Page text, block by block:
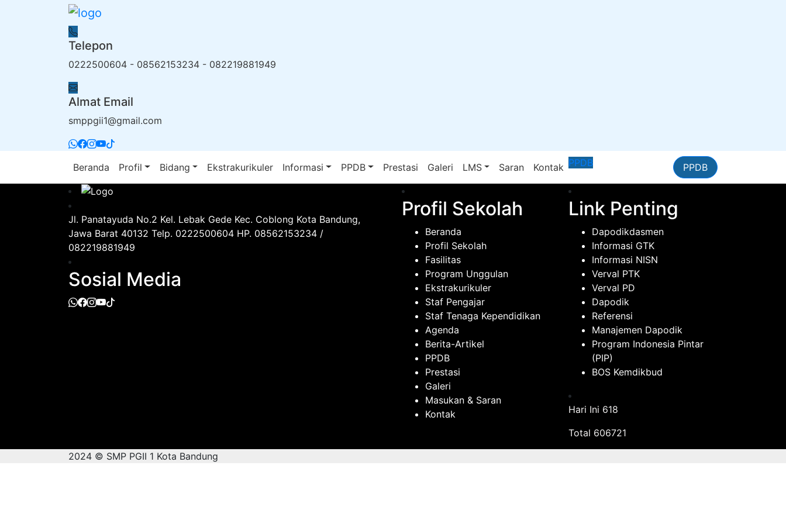
Telepon
0222500604 - 08562153234 - 082219881949
Almat Email
smppgii1@gmail.com
Beranda Profil Bidang Ekstrakurikuler Informasi PPDB Prestasi Galeri LMS Saran Kontak PPDB PPDB
Jl. Panatayuda No.2 Kel. Lebak Gede Kec. Coblong Kota Bandung,
Jawa Barat 40132 Telp. 0222500604 HP. 08562153234 /
082219881949
Sosial Media
Profil Sekolah
Beranda
Profil Sekolah
Fasilitas
Program Unggulan
Ekstrakurikuler
Staf Pengajar
Staf Tenaga Kependidikan
Agenda
Berita-Artikel
PPDB
Prestasi
Galeri
Masukan & Saran
Kontak
Link Penting
Dapodikdasmen
Informasi GTK
Informasi NISN
Verval PTK
Verval PD
Dapodik
Referensi
Manajemen Dapodik
Program Indonesia Pintar
(PIP)
BOS Kemdikbud
Hari Ini 618
Total 606721
2024 © SMP PGII 1 Kota Bandung